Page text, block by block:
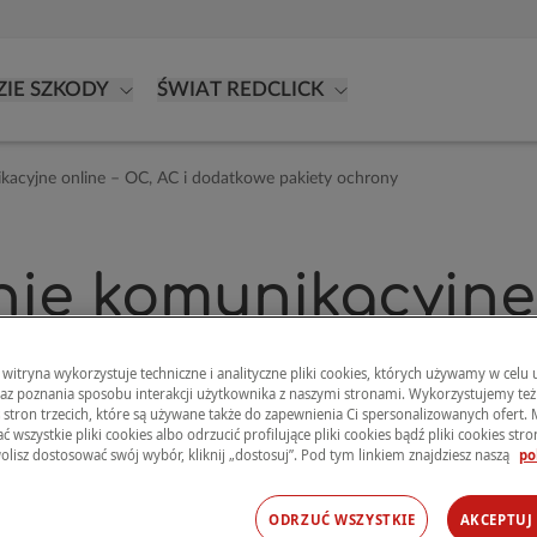
SZKODY ŚWIAT REDCLICK
online – OC, AC i dodatkowe pakiety ochrony
pakiety
samochodu, kierowcy i
witryna wykorzystuje techniczne i analityczne pliki cookies, których używamy w celu
poznania sposobu interakcji użytkownika z naszymi stronami. Wykorzystujemy
trzecich, które są używane także do zapewnienia Ci spersonalizowanych ofert.
wszystkie pliki cookies albo odrzucić profilujące pliki cookies bądź pliki cookies
dostosować swój wybór, kliknij „dostosuj”. Pod tym linkiem znajdziesz naszą
ODRZUĆ WSZYSTKIE